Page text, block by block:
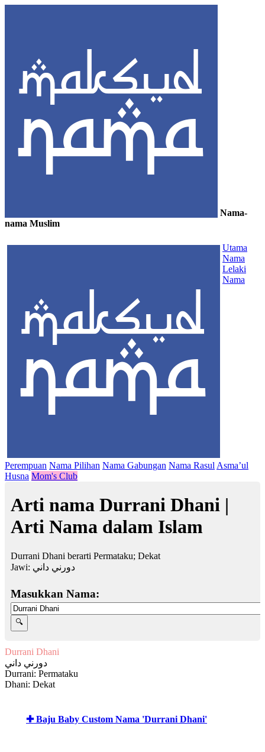
Nama-
nama Muslim
Utama
Nama
Lelaki
Nama
Perempuan Nama Pilihan Nama Gabungan Nama Rasul Asma’ul
Husna Mom's Club
Arti nama Durrani Dhani |
Arti Nama dalam Islam
Durrani Dhani berarti Permataku; Dekat
Jawi: دورني داني
Masukkan Nama:
Durrani Dhani
دورني داني
Durrani: Permataku
Dhani: Dekat
✚ Baju Baby Custom Nama 'Durrani Dhani'